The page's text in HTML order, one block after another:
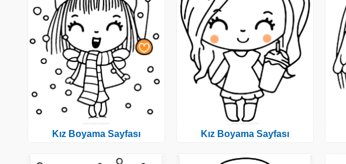
Kız Boyama Sayfası Kız Boyama Sayfası